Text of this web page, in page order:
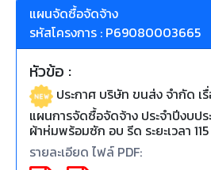
แผนจัดซื้อจัดจ้าง
รหัสโครงการ : P69080003665
หัวข้อ :
ประกาศ บริษัท ขนส่ง จำกัด เ
แผนการจัดซื้อจัดจ้าง ประจำปีงบป
ผ้าห่มพร้อมซัก อบ รีด ระยะเวลา
รายละเอียด ไฟล์ PDF: